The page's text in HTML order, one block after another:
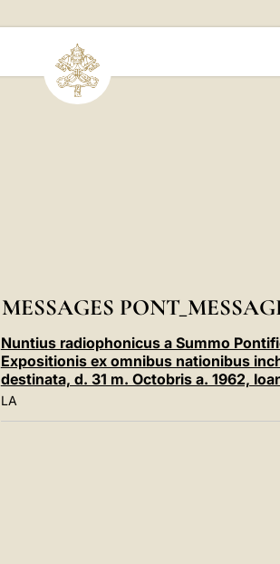
MESSAGES
Nuntius radiophonicus a Summo
Expositionis ex omnibus nationibus
destinata, d. 31 m. Octobris a. 1962,
LA